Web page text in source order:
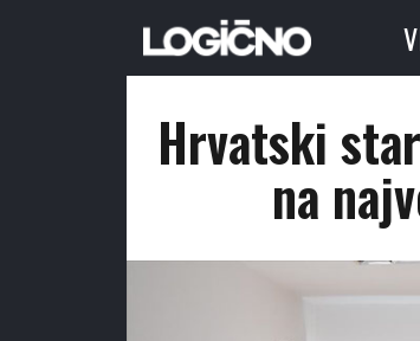
Hrvatski
na